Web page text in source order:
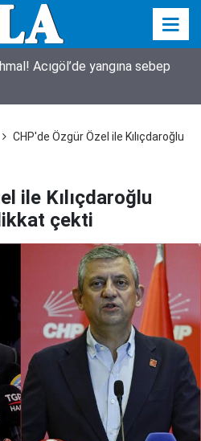
yaşananlar (9 Ağustos Pazar)
CHP'de Özgür Özel ile Kılıçdaroğlu
ile Kılıçdaroğlu
çekti